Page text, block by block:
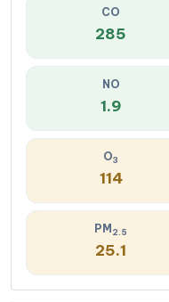
CO
285
NO
1.9
O3
114
PM 2.5
25.1